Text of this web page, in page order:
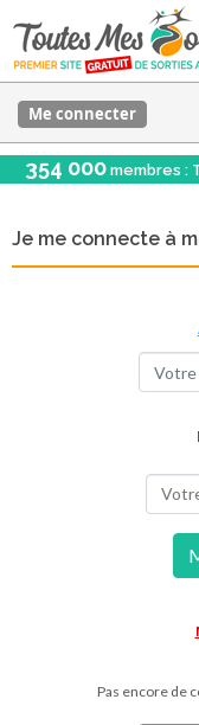
Me connecter
354 000 membres :
Je me connecte à
Pas encore de